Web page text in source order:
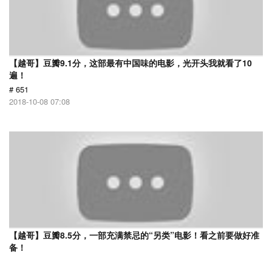
【越哥】豆瓣9.1分，这部最有中国味的电影，光开头我就看了10
遍！
# 651
2018-10-08 07:08
【越哥】豆瓣8.5分，一部充满禁忌的“另类”电影！看之前要做好准
备！